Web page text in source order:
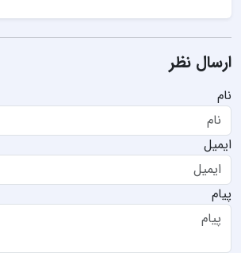
ارسال نظر
نام
ایمیل
پیام